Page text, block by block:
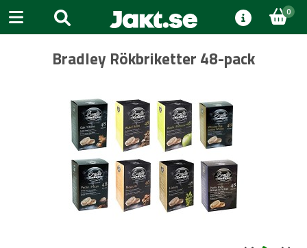
0
Bradley Rökbriketter 48-pack